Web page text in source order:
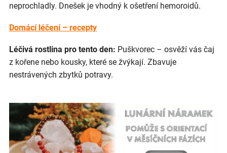
neprochladly. Dnešek je vhodný k ošetření hemoroidů.
Domácí léčení – recepty
Léčivá rostlina pro tento den: Puškvorec – osvěží vás čaj
z kořene nebo kousky, které se žvýkají. Zbavuje
nestrávených zbytků potravy.